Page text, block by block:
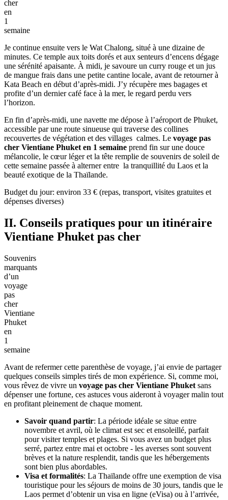
Dernière
étape
au
Chalong
–
Une
touche
de
sérénité
pour
un
voyage
pas
cher
en
1
semaine
Je continue ensuite vers le Wat Chalong, situé à une dizaine de
minutes. Ce temple aux toits dorés et aux senteurs d’encens dégage
de mangue frais dans une petite cantine locale, avant de retourner à
Kata Beach en début d’après-midi. J’y récupère mes bagages et
profite d’un dernier café face à la mer, le regard perdu vers
En fin d’après-midi, une navette me dépose à l’aéroport de Phuket,
accessible par une route sinueuse qui traverse des collines
recouvertes de végétation et des villages calmes. Le
cher Vientiane Phuket en 1 semaine
mélancolie, le cœur léger et la tête remplie de souvenirs de soleil de
cette semaine passée à alterner entre la tranquillité du Laos et la
beauté exotique de la Thaïlande.
Budget du jour: environ 33 € (repas, transport, visites gratuites et
dépenses diverses)
II. Conseils pratiques pour un itinéraire
Vientiane Phuket pas cher
Souvenirs
d’un
voyage
Vientiane
Phuket
semaine